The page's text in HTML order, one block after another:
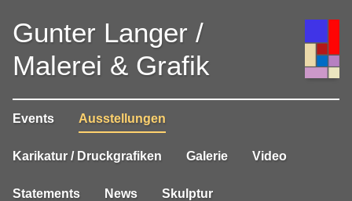
Gunter Langer /
Malerei & Grafik
Events Ausstellungen
Karikatur / Druckgrafiken Galerie Video
Statements News Skulptur